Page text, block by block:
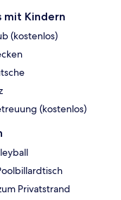
mit Kindern
(kostenlos)
(kostenlos)
Privatstrand